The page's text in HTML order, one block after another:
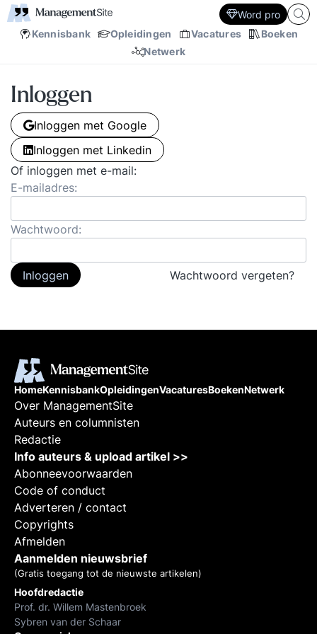
Kennisbank Opleidingen Vacatures
Boeken
Netwerk
Word pro
Inloggen
Inloggen met Google
Inloggen met Linkedin
Of inloggen met e-mail:
E-mailadres:
Wachtwoord:
Inloggen Wachtwoord vergeten?
HomeKennisbankOpleidingenVacaturesBoekenNetwerk
Over ManagementSite
Auteurs en columnisten
Redactie
Info auteurs & upload artikel >>
Abonneevoorwaarden
Code of conduct
Adverteren / contact
Copyrights
Afmelden
Aanmelden nieuwsbrief
(Gratis toegang tot de nieuwste artikelen)
Hoofdredactie
Prof. dr. Willem Mastenbroek
Sybren van der Schaar